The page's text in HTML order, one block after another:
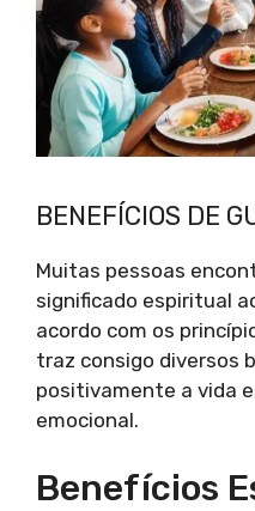
BENEFÍCIOS DE
Muitas pessoas
significado espiritual
acordo com os
traz consigo diversos
positivamente a vida
emocional.
Benefícios